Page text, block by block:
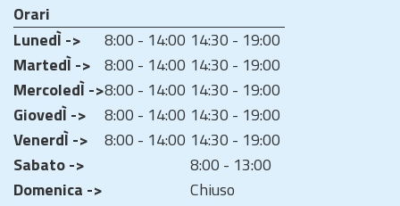
Orari
LunedÌ ->
8:00 - 14:00 14:30 - 19:00
MartedÌ -> 8:00 - 14:00 14:30 - 19:00
MercoledÌ ->8:00 - 14:00 14:30 - 19:00
GiovedÌ ->
8:00 - 14:00 14:30 - 19:00
VenerdÌ ->
8:00 - 14:00 14:30 - 19:00
Sabato ->
8:00 - 13:00
Domenica ->
Chiuso